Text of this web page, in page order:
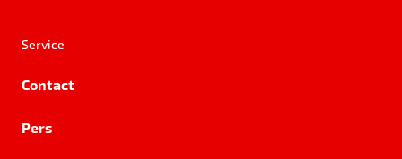
Service
Contact
Pers